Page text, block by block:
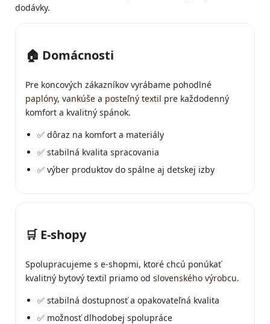
dodávky.
🏠 Domácnosti
Pre koncových zákazníkov vyrábame pohodlné
paplóny, vankúše a posteľný textil pre každodenný
komfort a kvalitný spánok.
✅ dôraz na komfort a materiály
✅ stabilná kvalita spracovania
✅ výber produktov do spálne aj detskej izby
🛒 E-shopy
Spolupracujeme s e-shopmi, ktoré chcú ponúkať
kvalitný bytový textil priamo od slovenského výrobcu.
✅ stabilná dostupnosť a opakovateľná kvalita
✅ možnosť dlhodobej spolupráce